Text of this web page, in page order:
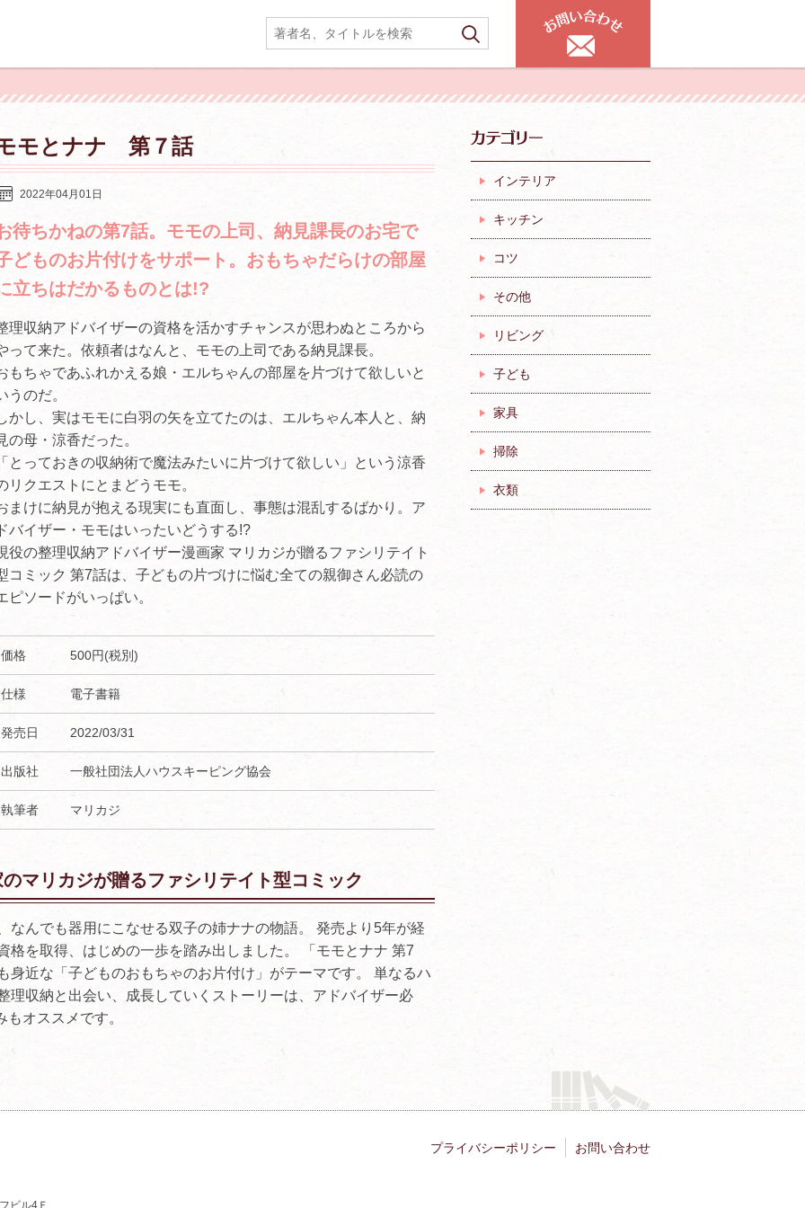
モとナナ 第７話
2022年04月01日
待ちかねの第7話。モモの上司、納見課長のお宅で
どものお片付けをサポート。おもちゃだらけの部屋
立ちはだかるものとは!?
理収納アドバイザーの資格を活かすチャンスが思わぬところから
って来た。依頼者はなんと、モモの上司である納見課長。
もちゃであふれかえる娘・エルちゃんの部屋を片づけて欲しいと
うのだ。
かし、実はモモに白羽の矢を立てたのは、エルちゃん本人と、納
の母・涼香だった。
とっておきの収納術で魔法みたいに片づけて欲しい」という涼香
リクエストにとまどうモモ。
まけに納見が抱える現実にも直面し、事態は混乱するばかり。ア
バイザー・モモはいったいどうする!?
役の整理収納アドバイザー漫画家 マリカジが贈るファシリテイト
コミック 第7話は、子どもの片づけに悩む全ての親御さん必読の
ピソードがいっぱい。
価格 500円(税別)
仕様 電子書籍
発売日 2022/03/31
出版社 一般社団法人ハウスキーピング協会
執筆者 マリカジ
マリカジが贈るファシリテイト型コミック
なんでも器用にこなせる双子の姉ナナの物語。 発売より5年が経
格を取得、はじめの一歩を踏み出しました。 「モモとナナ 第7
身近な「子どものおもちゃのお片付け」がテーマです。 単なるハ
理収納と出会い、成長していくストーリーは、アドバイザー必
オススメです。
インテリア
キッチン
コツ
その他
リビング
子ども
家具
掃除
衣類
プライバシーポリシー お問い合わせ